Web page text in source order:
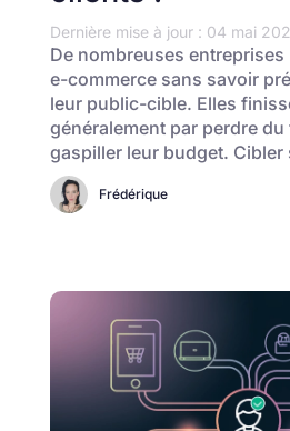
Dernière mise à jour : 04 mai
De nombreuses
e-commerce sans savoir
leur public-cible. Elles
généralement par perdre du
gaspiller leur budget.
Frédérique